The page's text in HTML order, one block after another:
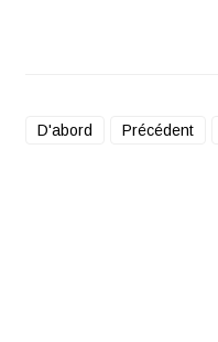
D'abord Précédent